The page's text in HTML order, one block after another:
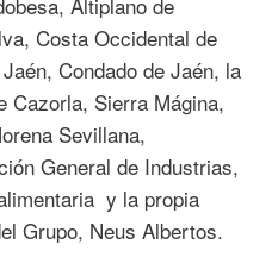
Costa Occidental de
Condado de Jaén, la
Cazorla, Sierra Mágina,
Sevillana,
General de Industrias,
y la propia
Grupo, Neus Albertos.